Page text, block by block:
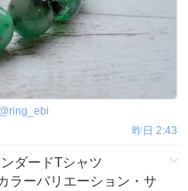
@ring_ebi
昨日 2:43
ダードTシャツ
ラーバリエーション・サ